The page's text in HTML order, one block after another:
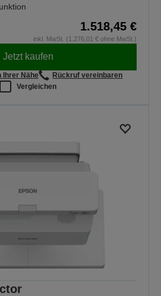
1.518,45 €
inkl. MwSt. (1.276,01 € ohne MwSt.)
Jetzt kaufen
Ihrer Nähe
Rückruf vereinbaren
Vergleichen